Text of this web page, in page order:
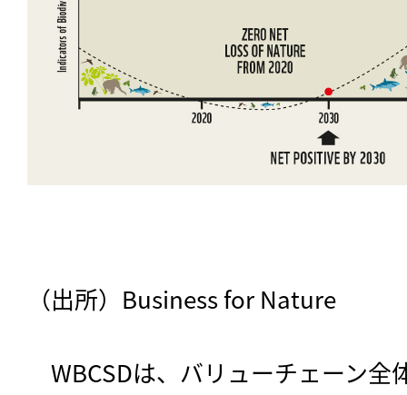
（出所）Business for Nature
WBCSDは、バリューチェーン全